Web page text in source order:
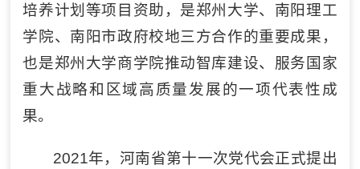
培养计划等项目资助，是郑州大学、南阳理工
学院、南阳市政府校地三方合作的重要成果，
也是郑州大学商学院推动智库建设、服务国家
重大战略和区域高质量发展的一项代表性成
果。
2021年，河南省第十一次党代会正式提出